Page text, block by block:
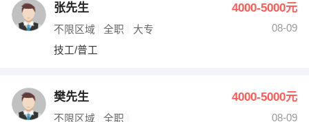
张先生 4000-5000元
不限区域 全职 大专
08-09
技工/普工
樊先生 4000-5000元
不限区域 全职
08-09